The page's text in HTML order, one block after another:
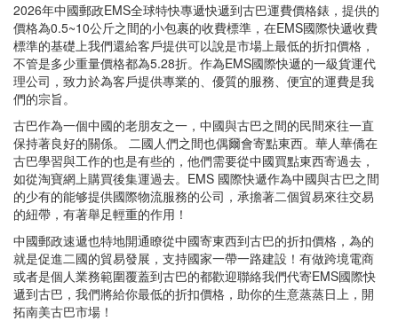
2026年中國郵政EMS全球特快專遞快遞到古巴運費價格錶，提供的
價格為0.5~10公斤之間的小包裹的收費標準，在EMS國際快遞收費
標準的基礎上我們還給客戶提供可以說是市場上最低的折扣價格，
不管是多少重量價格都為5.28折。作為EMS國際快遞的一級貨運代
理公司，致力於為客戶提供專業的、優質的服務、便宜的運費是我
們的宗旨。
古巴作為一個中國的老朋友之一，中國與古巴之間的民間來往一直
保持著良好的關係。 二國人們之間也偶爾會寄點東西。華人華僑在
古巴學習與工作的也是有些的，他們需要從中國買點東西寄過去，
如從淘寶網上購買後集運過去。EMS 國際快遞作為中國與古巴之間
的少有的能够提供國際物流服務的公司，承擔著二個貿易來往交易
的紐帶，有著舉足輕重的作用！
中國郵政速遞也特地開通瞭從中國寄東西到古巴的折扣價格，為的
就是促進二國的貿易發展，支持國家一帶一路建設！有做跨境電商
或者是個人業務範圍覆蓋到古巴的都歡迎聯絡我們代寄EMS國際快
遞到古巴，我們將給你最低的折扣價格，助你的生意蒸蒸日上，開
拓南美古巴市場！